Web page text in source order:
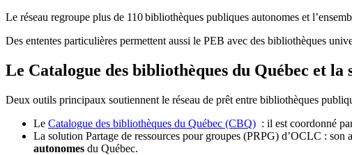
Le réseau regroupe plus de 110bibliothèques publiques autonomes et l’
Des ententes particulières permettent aussi le PEB avec des bibliothèques
Le Catalogue des bibliothèques du Québec et
Deux outils principaux soutiennent le réseau de prêt entre bibliothèques
Le Catalogue des bibliothèques du Québec (CBQ) : il est coordonné
La solution Partage de ressources pour groupes (PRPG) d’OCLC :
autonomes du Québec.